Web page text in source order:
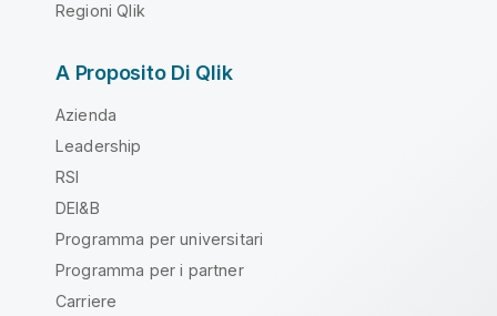
Regioni Qlik
A Proposito Di Qlik
Azienda
Leadership
RSI
DEI&B
Programma per universitari
Programma per i partner
Carriere